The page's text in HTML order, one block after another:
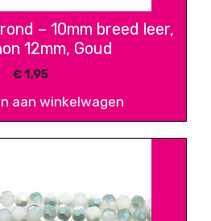
– 10mm breed leer,
12mm, Goud
€1,95
aan winkelwagen